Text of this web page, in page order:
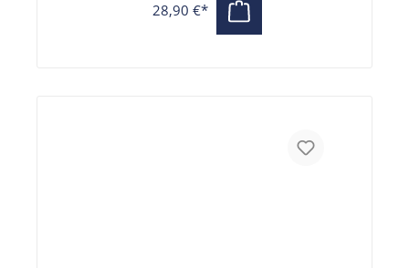
28,90 €*